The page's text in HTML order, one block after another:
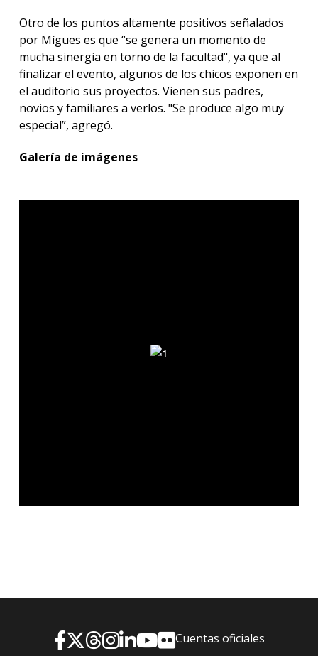
Otro de los puntos altamente positivos señalados
por Mígues es que “se genera un momento de
mucha sinergia en torno de la facultad", ya que al
finalizar el evento, algunos de los chicos exponen en
el auditorio sus proyectos. Vienen sus padres,
novios y familiares a verlos. "Se produce algo muy
especial”, agregó.
Galería de imágenes
Cuentas oficiales